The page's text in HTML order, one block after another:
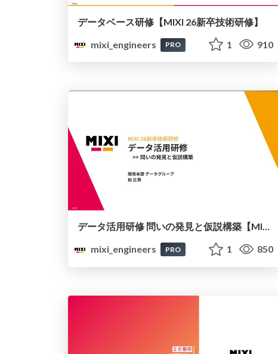
データベース研修【MIXI 26新卒技術研修】
mixi_engineers
PRO 1 910
mixi_engineers
PRO 1 850